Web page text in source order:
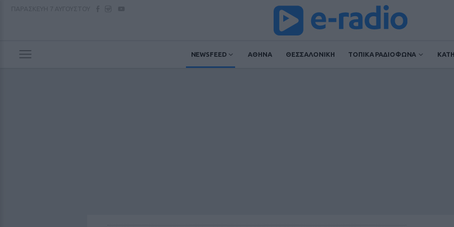
NEWSFEED ΑΘΗΝΑ ΘΕΣΣΑΛΟΝΙΚΗ ΤΟΠΙΚΑ ΡΑΔΙΟΦΩΝΑ